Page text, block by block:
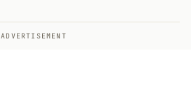
ADVERTISEMENT